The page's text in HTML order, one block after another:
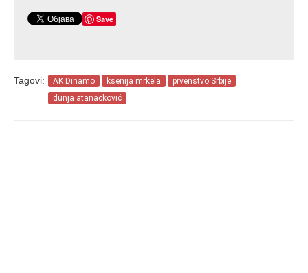
Save
Tagovi: AK Dinamo ksenija mrkela
prvenstvo Srbije
dunja atanacković